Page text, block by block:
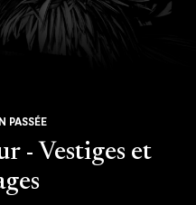
- Vestiges et
PASSÉE